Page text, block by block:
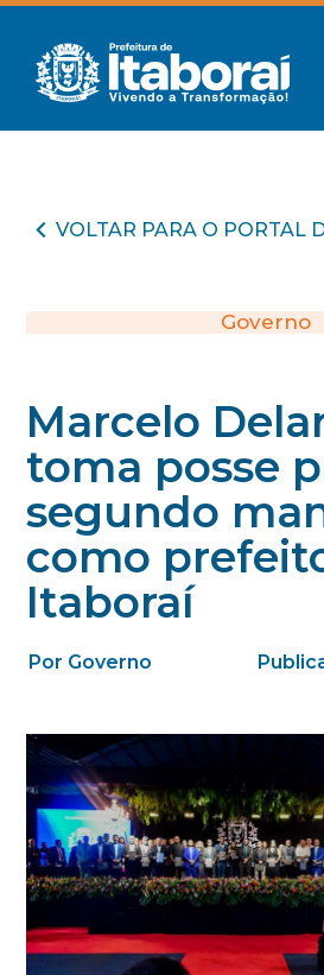
VOLTAR PARA O PORTAL
Governo
Marcelo
toma posse
segundo
como
Itaboraí
Por Governo